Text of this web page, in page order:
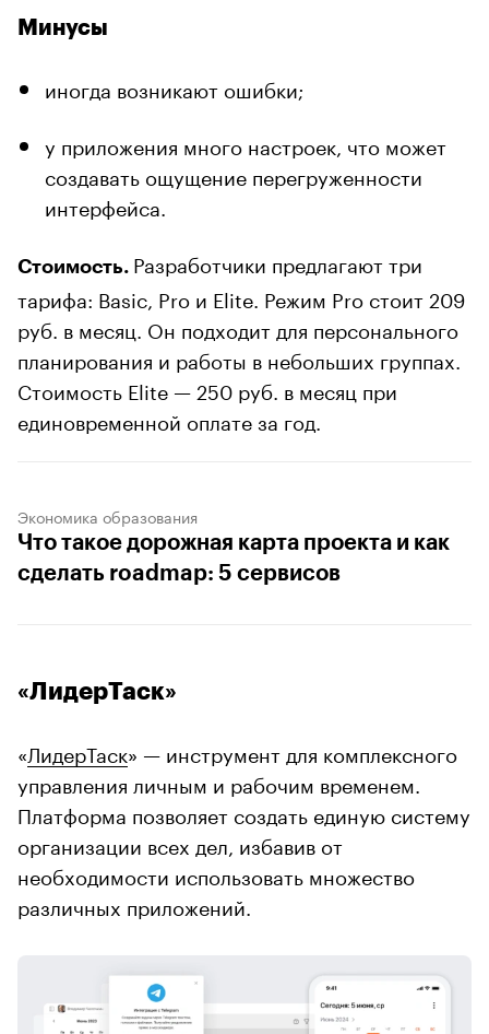
Минусы
иногда возникают ошибки;
у приложения много настроек, что может
создавать ощущение перегруженности
интерфейса.
Стоимость. Разработчики предлагают три
тарифа: Basic, Pro и Elite. Режим Pro стоит 209
руб. в месяц. Он подходит для персонального
планирования и работы в небольших группах.
Стоимость Elite — 250 руб. в месяц при
единовременной оплате за год.
Экономика образования
Что такое дорожная карта проекта и как
сделать roadmap: 5 сервисов
«ЛидерТаск»
«ЛидерТаск» — инструмент для комплексного
управления личным и рабочим временем.
Платформа позволяет создать единую систему
организации всех дел, избавив от
необходимости использовать множество
различных приложений.